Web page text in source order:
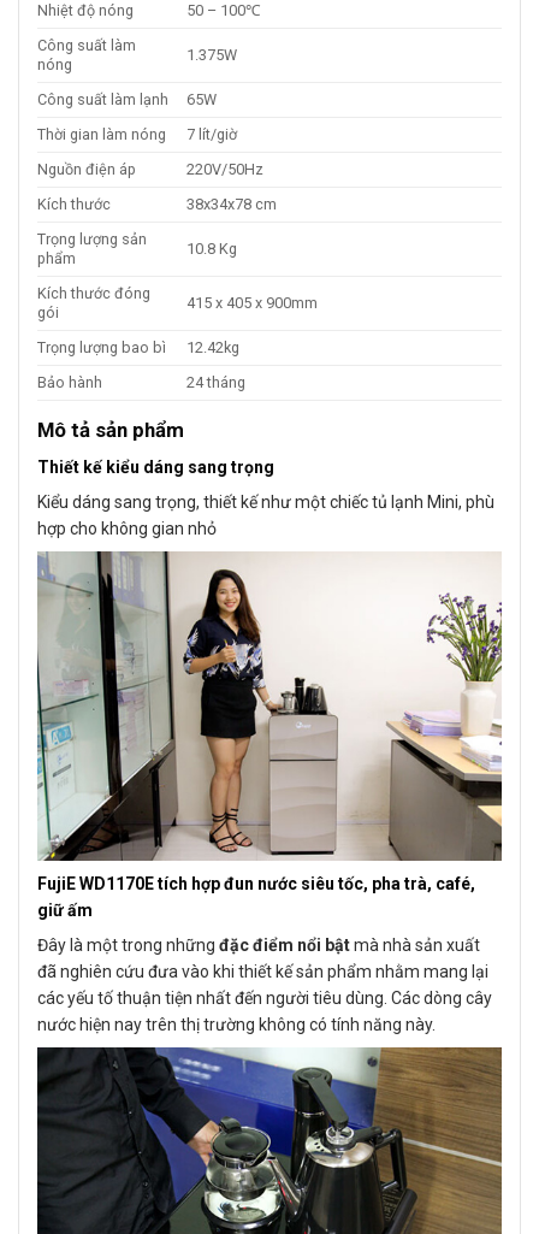
Nhiệt độ nóng
50 – 100℃
Công suất làm
nóng
1.375W
Công suất làm lạnh
65W
Thời gian làm nóng
7 lít/giờ
Nguồn điện áp
220V/50Hz
Kích thước
38x34x78 cm
Trọng lượng sản
phẩm
10.8 Kg
Kích thước đóng
gói
415 x 405 x 900mm
Trọng lượng bao bì
12.42kg
Bảo hành
24 tháng
Mô tả sản phẩm
Thiết kế kiểu dáng sang trọng
Kiểu dáng sang trọng, thiết kế như một chiếc tủ lạnh Mini, phù
hợp cho không gian nhỏ
FujiE WD1170Etích hợp đun nước siêu tốc, pha trà, café,
giữ ấm
Đây là một trong những đặc điểm nổi bậtmà nhà sản xuất
đã nghiên cứu đưa vào khi thiết kế sản phẩm nhằm mang lại
các yếu tố thuận tiện nhất đến người tiêu dùng. Các dòng cây
nước hiện nay trên thị trường không có tính năng này.